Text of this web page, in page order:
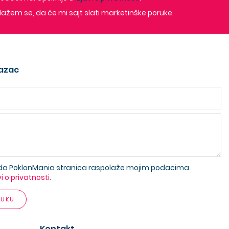
se, da će mi sajt slati marketinške poruke.
PoklonMania stranica raspolaže mojim podacima.
o privatnosti.